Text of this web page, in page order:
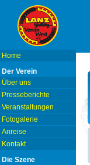
Home
Der Verein
Über uns
Presseberichte
Veranstaltungen
Fotogalerie
Anreise
Kontakt
Die Szene